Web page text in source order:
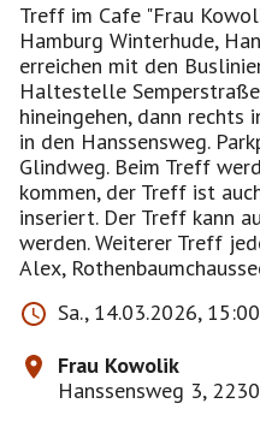
Treff im Cafe "Frau
Hamburg Winterhude,
erreichen mit den
Haltestelle
hineingehen, dann rechts
in den Hanssensweg.
Glindweg. Beim Treff
kommen, der Treff ist
inseriert. Der Treff kann
werden. Weiterer Treff
Alex,
Sa., 14.03.2026,
Frau Kowolik
Hanssensweg 3,